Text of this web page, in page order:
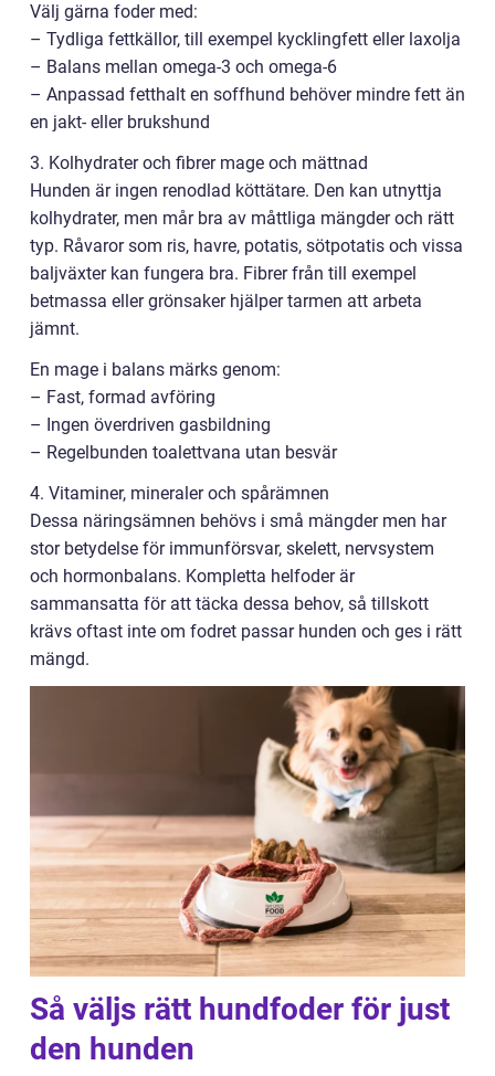
Välj gärna foder med:
– Tydliga fettkällor, till exempel kycklingfett eller laxolja
– Balans mellan omega-3 och omega-6
– Anpassad fetthalt en soffhund behöver mindre fett än
en jakt- eller brukshund
3. Kolhydrater och fibrer mage och mättnad
Hunden är ingen renodlad köttätare. Den kan utnyttja
kolhydrater, men mår bra av måttliga mängder och rätt
typ. Råvaror som ris, havre, potatis, sötpotatis och vissa
baljväxter kan fungera bra. Fibrer från till exempel
betmassa eller grönsaker hjälper tarmen att arbeta
jämnt.
En mage i balans märks genom:
– Fast, formad avföring
– Ingen överdriven gasbildning
– Regelbunden toalettvana utan besvär
4. Vitaminer, mineraler och spårämnen
Dessa näringsämnen behövs i små mängder men har
stor betydelse för immunförsvar, skelett, nervsystem
och hormonbalans. Kompletta helfoder är
sammansatta för att täcka dessa behov, så tillskott
krävs oftast inte om fodret passar hunden och ges i rätt
mängd.
Så väljs rätt hundfoder för just
den hunden